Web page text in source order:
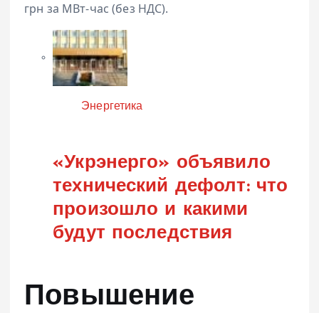
грн за МВт-час (без НДС).
КатегорияЭнергетика
«Укрэнерго» объявило
технический дефолт: что
произошло и какими
будут последствия
Повышение